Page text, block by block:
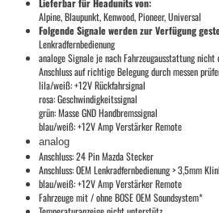
Lieferbar für Headunits von:
Alpine, Blaupunkt, Kenwood, Pioneer, Universal
Folgende Signale werden zur Verfügung
Lenkradfernbedienung
analoge Signale je nach Fahrzeugausstattung
Anschluss auf richtige Belegung durch messen
lila/weiß: +12V Rückfahrsignal
rosa: Geschwindigkeitssignal
grün: Masse GND Handbremssignal
blau/weiß: +12V Amp Verstärker Remote
analog
Anschluss: 24 Pin Mazda Stecker
Anschluss: OEM Lenkradfernbedienung > 3,5mm
blau/weiß: +12V Amp Verstärker Remote
Fahrzeuge mit / ohne BOSE OEM Soundsystem*